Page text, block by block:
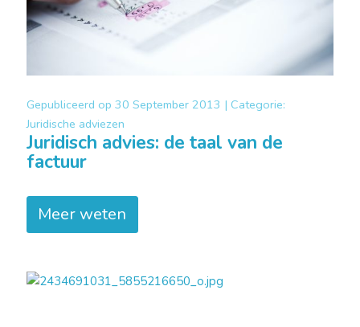
Gepubliceerd op 30 September 2013 | Categorie:
Juridische adviezen
Juridisch advies: de taal van de
factuur
Meer weten